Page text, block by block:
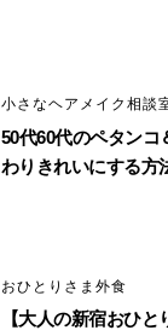
小さなヘアメイク相談
50代60代のペタン
わりきれいにする方
おひとりさま外食
【大人の新宿おひ